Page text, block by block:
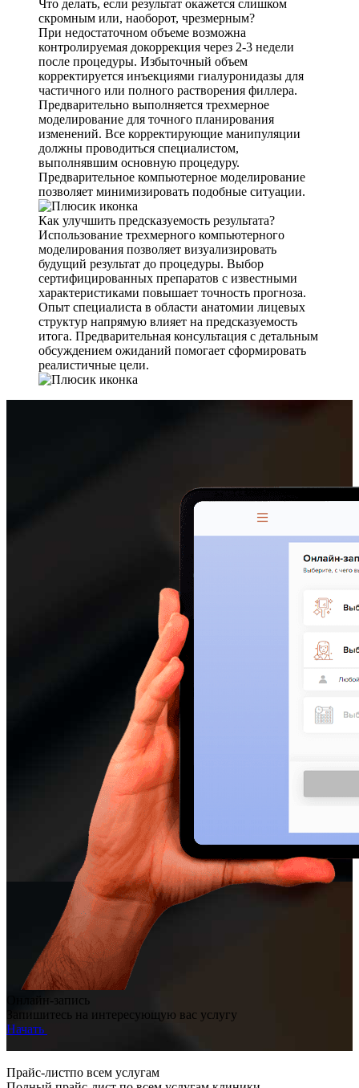
Что делать, если результат окажется слишком
скромным или, наоборот, чрезмерным?
При недостаточном объеме возможна
контролируемая докоррекция через 2-3 недели
после процедуры. Избыточный объем
корректируется инъекциями гиалуронидазы для
частичного или полного растворения филлера.
Предварительно выполняется трехмерное
моделирование для точного планирования
изменений. Все корректирующие манипуляции
должны проводиться специалистом,
выполнявшим основную процедуру.
Предварительное компьютерное моделирование
позволяет минимизировать подобные ситуации.
Как улучшить предсказуемость результата?
Использование трехмерного компьютерного
моделирования позволяет визуализировать
будущий результат до процедуры. Выбор
сертифицированных препаратов с известными
характеристиками повышает точность прогноза.
Опыт специалиста в области анатомии лицевых
структур напрямую влияет на предсказуемость
итога. Предварительная консультация с детальным
обсуждением ожиданий помогает сформировать
реалистичные цели.
Онлайн-запись
Запишитесь на интересующую вас услугу
Начать
Прайс-листпо всем услугам